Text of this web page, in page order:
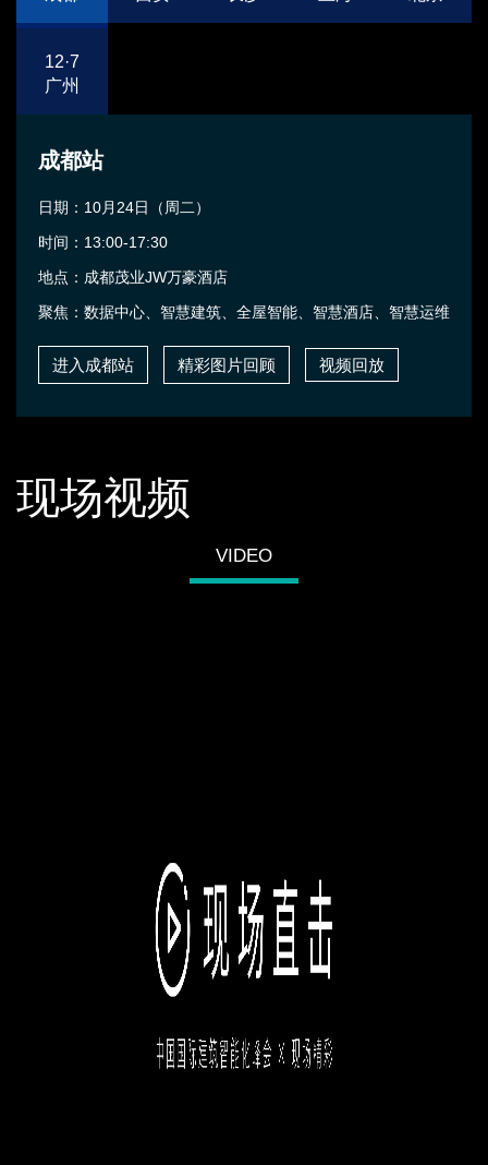
12·7
广州
成都站
日期：10月24日（周二）
时间：13:00-17:30
地点：成都茂业JW万豪酒店
聚焦：数据中心、智慧建筑、全屋智能、智慧酒店、智慧运维
进入成都站 精彩图片回顾 视频回放
现场视频
VIDEO